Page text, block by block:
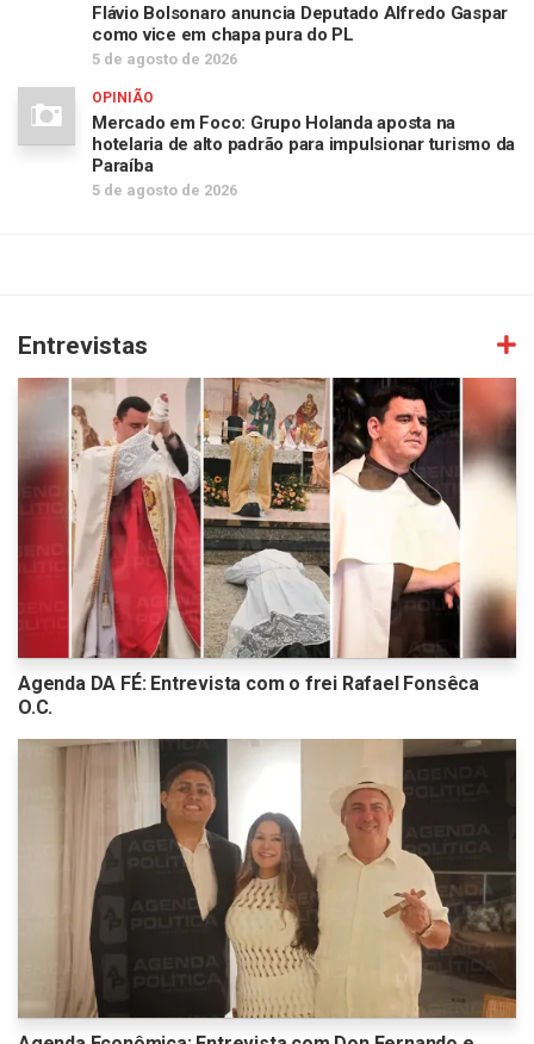
Flávio Bolsonaro anuncia Deputado Alfredo Gaspar
como vice em chapa pura do PL
5 de agosto de 2026
OPINIÃO
Mercado em Foco: Grupo Holanda aposta na
hotelaria de alto padrão para impulsionar turismo da
Paraíba
5 de agosto de 2026
Entrevistas
Agenda DA FÉ: Entrevista com o frei Rafael Fonsêca
O.C.